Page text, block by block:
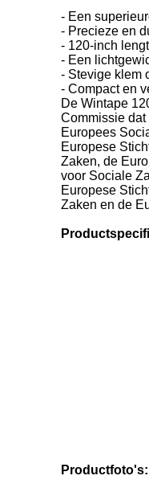
- Een
- Precieze en
- 120-inch
- Een
- Stevige klem
- Compact en
De Wintape
Commissie
Europees
Europese
Zaken, de
voor Sociale
Europese
Zaken en de
Productfoto's: